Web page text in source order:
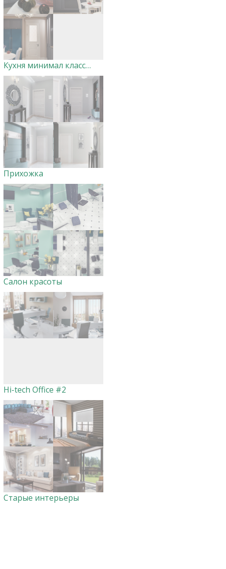
Кухня минимал классика
Прихожка
Салон красоты
Hi-tech Office #2
Старые интерьеры